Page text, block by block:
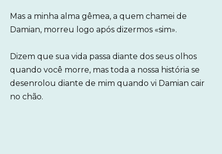
Mas a minha alma gêmea, a quem chamei de
Damian, morreu logo após dizermos «sim».
Dizem que sua vida passa diante dos seus olhos
quando você morre, mas toda a nossa história se
desenrolou diante de mim quando vi Damian cair
no chão.